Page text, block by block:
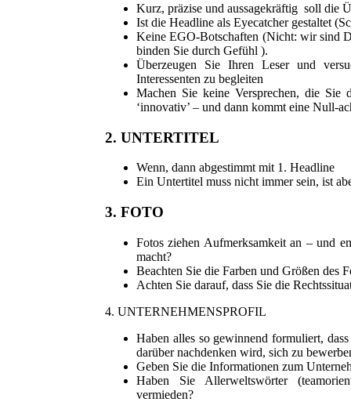
Kurz, präzise und aussagekräftig soll die
Ist die Headline als Eyecatcher gestaltet
Keine EGO-Botschaften (Nicht: wir sind
binden Sie durch Gefühl ).
Überzeugen Sie Ihren Leser und
Interessenten zu begleiten
Machen Sie keine Versprechen, die
‘innovativ’ – und dann kommt eine Null-
2. UNTERTITEL
Wenn, dann abgestimmt mit 1. Headline
Ein Untertitel muss nicht immer sein, ist
3. FOTO
Fotos ziehen Aufmerksamkeit an – und
macht?
Beachten Sie die Farben und Größen des
Achten Sie darauf, dass Sie die
4. UNTERNEHMENSPROFIL
Haben alles so gewinnend formuliert,
darüber nachdenken wird, sich zu
Geben Sie die Informationen zum
Haben Sie Allerweltswörter
vermieden?